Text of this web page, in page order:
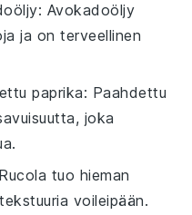
: Avokadoöljy
ja on terveellinen
paprika: Paahdettu
joka
tuo hieman
voileipään.